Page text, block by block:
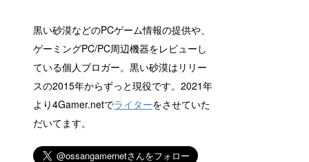
黒い砂漠などのPCゲーム情報の提供や、
ゲーミングPC/PC周辺機器をレビューし
ている個人ブロガー。黒い砂漠はリリー
スの2015年からずっと現役です。2021年
より4Gamer.netでライターをさせていた
だいてます。